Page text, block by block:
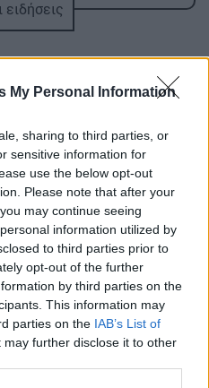
My Personal Information
sharing to third parties, or
sensitive information for
use the below opt-out
Please note that after your
may continue seeing
information utilized by
to third parties prior to
opt-out of the further
by third parties on the
This information may
parties on the IAB’s List of
may further disclose it to other
$20.000 και διένυσε
22:21
22:11
διακίνησης
στη Μεσόγειο –
κέρδη
21:53
4 ενδοκρινολόγοι
σακχάρου
ειδήσεις
ότι ένας
μπήκε τυχαία στη ζωή